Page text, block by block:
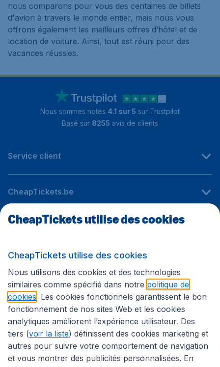
nous comparons pour vous des centaines de billets
d'avion à travers le monde entier, mais nous vous
offrons également les meilleurs offres d’hôtel et de
location de voiture. Ainsi, tout est réuni pour des
vacances réussies.
Nous sommes notés 4.1 sur 5 sur Trustpilot
Basé sur 8255 avis de clients
Service client
CheapTickets.be
Sites internationaux
Suivez CheapTickets.be
CheapTickets utilise des cookies
CheapTickets utilise des cookies
Nous utilisons des cookies et des technologies
similaires comme spécifié dans notre politique de
cookies . Les cookies fonctionnels garantissent le bon
fonctionnement de nos sites Web et les cookies
analytiques améliorent l’expérience utilisateur. Des
tiers (voir la liste) définissent des cookies marketing et
autres pour suivre votre comportement de navigation
et vous montrer des publicités personnalisées. En